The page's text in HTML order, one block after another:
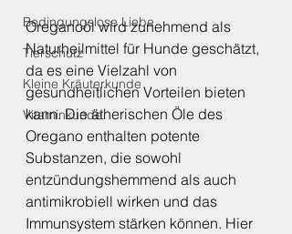
Bedingungslose Liebe
Tierschutz
Kleine Kräuterkunde
Vitaminkunde
Oreganoöl wird zunehmend als
Naturheilmittel für Hunde geschätzt,
da es eine Vielzahl von
gesundheitlichen Vorteilen bieten
kann. Die ätherischen Öle des
Oregano enthalten potente
Substanzen, die sowohl
entzündungshemmend als auch
antimikrobiell wirken und das
Immunsystem stärken können. Hier